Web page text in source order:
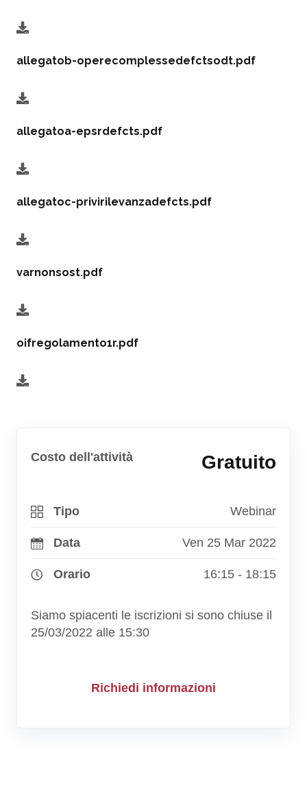
allegatob-operecomplessedefctsodt.pdf
allegatoa-epsrdefcts.pdf
allegatoc-privirilevanzadefcts.pdf
varnonsost.pdf
oifregolamento1r.pdf
Costo dell'attività Gratuito
Tipo Webinar
Data Ven 25 Mar 2022
Orario 16:15 - 18:15
Siamo spiacenti le iscrizioni si sono chiuse il
25/03/2022 alle 15:30
Richiedi informazioni